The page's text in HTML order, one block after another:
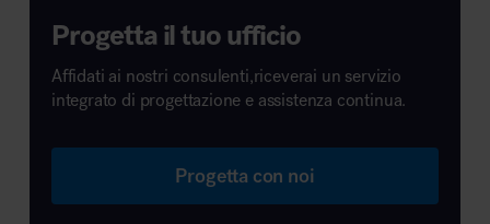
Progetta il tuo ufficio
Affidati ai nostri consulenti,riceverai un servizio
integrato di progettazione e assistenza continua.
Progetta con noi